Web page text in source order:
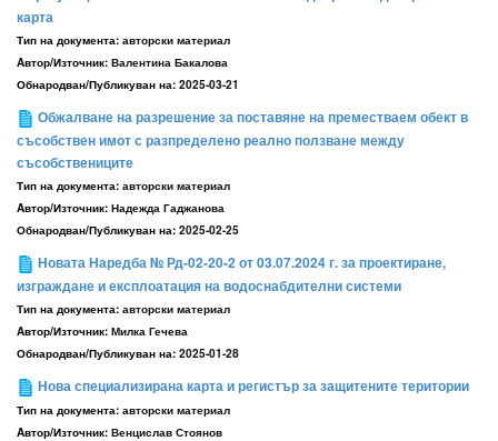
карта
Тип на документа: авторски материал
Aвтор/Източник: Валентина Бакалова
Обнародван/Публикуван на: 2025-03-21
Обжалване на разрешение за поставяне на преместваем обект в
съсобствен имот с разпределено реално ползване между
съсобствениците
Тип на документа: авторски материал
Aвтор/Източник: Надежда Гаджанова
Обнародван/Публикуван на: 2025-02-25
Новата Наредба № Рд-02-20-2 от 03.07.2024 г. за проектиране,
изграждане и експлоатация на водоснабдителни системи
Тип на документа: авторски материал
Aвтор/Източник: Милка Гечева
Обнародван/Публикуван на: 2025-01-28
Нова специализирана карта и регистър за защитените територии
Тип на документа: авторски материал
Aвтор/Източник: Венцислав Стоянов